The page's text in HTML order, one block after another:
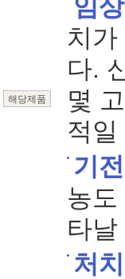
해당제품
임
치
다.
몇
적
기전
농
타
처치